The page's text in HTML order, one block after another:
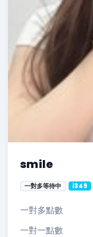
smile
一對多等待中 i349
一對多點數
一對一點數